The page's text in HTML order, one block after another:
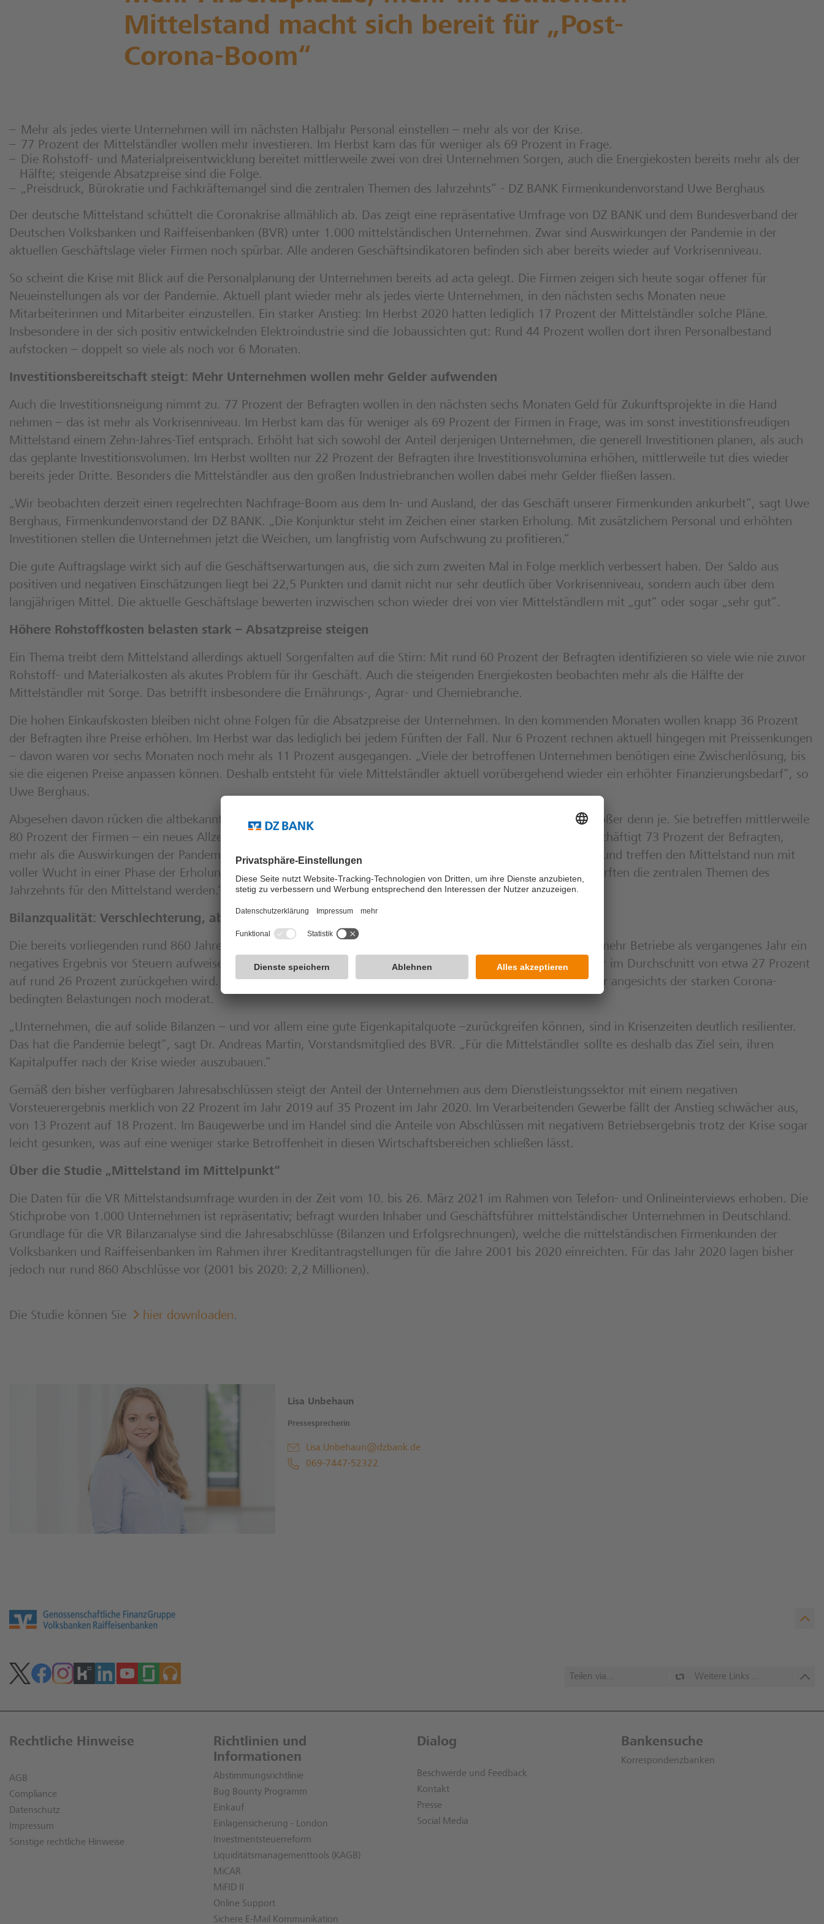
Partner für Nachhaltigkeit
Pflichtangaben und InteressenkonflikteMittelstand macht sich bereit für „Post-
Corona-Boom“
Mehr als jedes vierte Unternehmen will im nächsten Halbjahr Personal einstellen – mehr als vor der Krise.
77 Prozent der Mittelständler wollen mehr investieren. Im Herbst kam das für weniger als 69 Prozent in Frage.
Die Rohstoff- und Materialpreisentwicklung bereitet mittlerweile zwei von drei Unternehmen Sorgen, auch die Energiekosten bereits mehr als der
Hälfte; steigende Absatzpreise sind die Folge.
„Preisdruck, Bürokratie und Fachkräftemangel sind die zentralen Themen des Jahrzehnts“ - DZ BANK Firmenkundenvorstand Uwe Berghaus
Der deutsche Mittelstand schüttelt die Coronakrise allmählich ab. Das zeigt eine repräsentative Umfrage von DZ BANK und dem Bundesverband der
Deutschen Volksbanken und Raiffeisenbanken (BVR) unter 1.000 mittelständischen Unternehmen. Zwar sind Auswirkungen der Pandemie in der
aktuellen Geschäftslage vieler Firmen noch spürbar. Alle anderen Geschäftsindikatoren befinden sich aber bereits wieder auf Vorkrisenniveau.
So scheint die Krise mit Blick auf die Personalplanung der Unternehmen bereits ad acta gelegt. Die Firmen zeigen sich heute sogar offener für
Neueinstellungen als vor der Pandemie. Aktuell plant wieder mehr als jedes vierte Unternehmen, in den nächsten sechs Monaten neue
Mitarbeiterinnen und Mitarbeiter einzustellen. Ein starker Anstieg: Im Herbst 2020 hatten lediglich 17 Prozent der Mittelständler solche Pläne.
Insbesondere in der sich positiv entwickelnden Elektroindustrie sind die Jobaussichten gut: Rund 44 Prozent wollen dort ihren Personalbestand
aufstocken – doppelt so viele als noch vor 6 Monaten.
Investitionsbereitschaft steigt: Mehr Unternehmen wollen mehr Gelder aufwenden
Auch die Investitionsneigung nimmt zu. 77 Prozent der Befragten wollen in den nächsten sechs Monaten Geld für Zukunftsprojekte in die Hand
nehmen – das ist mehr als Vorkrisenniveau. Im Herbst kam das für weniger als 69 Prozent der Firmen in Frage, was im sonst investitionsfreudigen
Mittelstand einem Zehn-Jahres-Tief entsprach. Erhöht hat sich sowohl der Anteil derjenigen Unternehmen, die generell Investitionen planen, als auch
das geplante Investitionsvolumen. Im Herbst wollten nur 22 Prozent der Befragten ihre Investitionsvolumina erhöhen, mittlerweile tut dies wieder
bereits jeder Dritte. Besonders die Mittelständler aus den großen Industriebranchen wollen dabei mehr Gelder fließen lassen.
„Wir beobachten derzeit einen regelrechten Nachfrage-Boom aus dem In- und Ausland, der das Geschäft unserer Firmenkunden ankurbelt“, sagt Uwe
Berghaus, Firmenkundenvorstand der DZ BANK. „Die Konjunktur steht im Zeichen einer starken Erholung. Mit zusätzlichem Personal und erhöhten
Investitionen stellen die Unternehmen jetzt die Weichen, um langfristig vom Aufschwung zu profitieren.“
Die gute Auftragslage wirkt sich auf die Geschäftserwartungen aus, die sich zum zweiten Mal in Folge merklich verbessert haben. Der Saldo aus
positiven und negativen Einschätzungen liegt bei 22,5 Punkten und damit nicht nur sehr deutlich über Vorkrisenniveau, sondern auch über dem
langjährigen Mittel. Die aktuelle Geschäftslage bewerten inzwischen schon wieder drei von vier Mittelständlern mit „gut“ oder sogar „sehr gut“.
Höhere Rohstoffkosten belasten stark – Absatzpreise steigen
Ein Thema treibt dem Mittelstand allerdings aktuell Sorgenfalten auf die Stirn: Mit rund 60 Prozent der Befragten identifizieren so viele wie nie zuvor
Rohstoff- und Materialkosten als akutes Problem für ihr Geschäft. Auch die steigenden Energiekosten beobachten mehr als die Hälfte der
Mittelständler mit Sorge. Das betrifft insbesondere die Ernährungs-, Agrar- und Chemiebranche.
Die hohen Einkaufskosten bleiben nicht ohne Folgen für die Absatzpreise der Unternehmen. In den kommenden Monaten wollen knapp 36 Prozent
der Befragten ihre Preise erhöhen. Im Herbst war das lediglich bei jedem Fünften der Fall. Nur 6 Prozent rechnen aktuell hingegen mit Preissenkungen
– davon waren vor sechs Monaten noch mehr als 11 Prozent ausgegangen. „Viele der betroffenen Unternehmen benötigen eine Zwischenlösung, bis
sie die eigenen Preise anpassen können. Deshalb entsteht für viele Mittelständler aktuell vorübergehend wieder ein erhöhter Finanzierungsbedarf“, so
Uwe Berghaus.
Abgesehen davon rücken die altbekannten Sorgen verstärkt in den Fokus: Die Probleme mit Bürokratie sind größer denn je. Sie betreffen mittlerweile
80 Prozent der Firmen – ein neues Allzeit-Hoch. Das wiederaufflammende Problem des Fachkräftemangels beschäftigt 73 Prozent der Befragten,
mehr als die Auswirkungen der Pandemie. „Beide Problemfelder haben sich durch die Krise nochmals verstärkt und treffen den Mittelstand nun mit
voller Wucht in einer Phase der Erholung“, so Uwe Berghaus. „Preisdruck, Bürokratie und Fachkräftemangel dürften die zentralen Themen des
Jahrzehnts für den Mittelstand werden.“
Bilanzqualität: Verschlechterung, aber keine Erosion erwartet
Die bereits vorliegenden rund 860 Jahresabschlüsse mittelständischer Unternehmen für 2020 legen nahe, dass mehr Betriebe als vergangenes Jahr ein
negatives Ergebnis vor Steuern aufweisen. Zudem deutet sich an, dass die Eigenkapitalquoten der Mittelständler im Durchschnitt von etwa 27 Prozent
auf rund 26 Prozent zurückgehen wird. Das entspräche zwar dem niedrigsten Stand seit dem Jahr 2015, ist aber angesichts der starken Corona-
bedingten Belastungen noch moderat.
„Unternehmen, die auf solide Bilanzen – und vor allem eine gute Eigenkapitalquote –zurückgreifen können, sind in Krisenzeiten deutlich resilienter.
Das hat die Pandemie belegt“, sagt Dr. Andreas Martin, Vorstandsmitglied des BVR. „Für die Mittelständler sollte es deshalb das Ziel sein, ihren
Kapitalpuffer nach der Krise wieder auszubauen.“
Gemäß den bisher verfügbaren Jahresabschlüssen steigt der Anteil der Unternehmen aus dem Dienstleistungssektor mit einem negativen
Vorsteuerergebnis merklich von 22 Prozent im Jahr 2019 auf 35 Prozent im Jahr 2020. Im Verarbeitenden Gewerbe fällt der Anstieg schwächer aus,
von 13 Prozent auf 18 Prozent. Im Baugewerbe und im Handel sind die Anteile von Abschlüssen mit negativem Betriebsergebnis trotz der Krise sogar
leicht gesunken, was auf eine weniger starke Betroffenheit in diesen Wirtschaftsbereichen schließen lässt.
Über die Studie „Mittelstand im Mittelpunkt“
Die Daten für die VR Mittelstandsumfrage wurden in der Zeit vom 10. bis 26. März 2021 im Rahmen von Telefon- und Onlineinterviews erhoben. Die
Stichprobe von 1.000 Unternehmen ist repräsentativ; befragt wurden Inhaber und Geschäftsführer mittelständischer Unternehmen in Deutschland.
Grundlage für die VR Bilanzanalyse sind die Jahresabschlüsse (Bilanzen und Erfolgsrechnungen), welche die mittelständischen Firmenkunden der
Volksbanken und Raiffeisenbanken im Rahmen ihrer Kreditantragstellungen für die Jahre 2001 bis 2020 einreichten. Für das Jahr 2020 lagen bisher
jedoch nur rund 860 Abschlüsse vor (2001 bis 2020: 2,2 Millionen).
Die Studie können Sie hier downloaden.
Lisa Unbehaun
Pressesprecherin
Lisa.Unbehaun@dzbank.de
069-7447-52322
Teilen via... Weitere Links ...
Rechtliche Hinweise
AGB
Compliance
Datenschutz
Impressum
Sonstige rechtliche Hinweise
Richtlinien und
Informationen
Abstimmungsrichtlinie
Bug Bounty Programm
Einkauf
Einlagensicherung - London
Investmentsteuerreform
Liquiditätsmanagementtools (KAGB)
MiCAR
MiFID II
Online Support
Sichere E-Mail Kommunikation
Dialog
Beschwerde und Feedback
Kontakt
Presse
Social Media
Bankensuche
Korrespondenzbanken